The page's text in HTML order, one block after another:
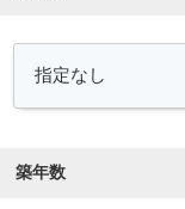
築年数